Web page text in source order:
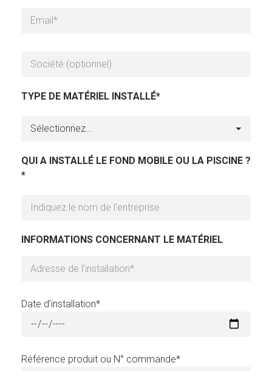
TYPE DE MATÉRIEL INSTALLÉ*
QUI A INSTALLÉ LE FOND MOBILE OU LA PISCINE ?
*
INFORMATIONS CONCERNANT LE MATÉRIEL
Date d’installation*
Référence produit ou N° commande*